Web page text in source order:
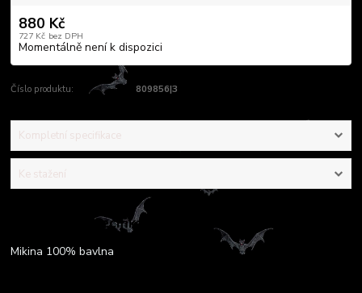
880 Kč
727 Kč bez DPH
Momentálně není k dispozici
Číslo produktu: 809856|3
Kompletní specifikace
Ke stažení
Kompletní specifikace
Mikina 100% bavlna